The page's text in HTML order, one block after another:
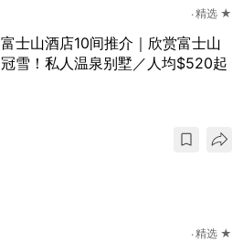
精选 ★
富士山酒店10间推介｜欣赏富士山
冠雪！私人温泉别墅／人均$520起
精选 ★